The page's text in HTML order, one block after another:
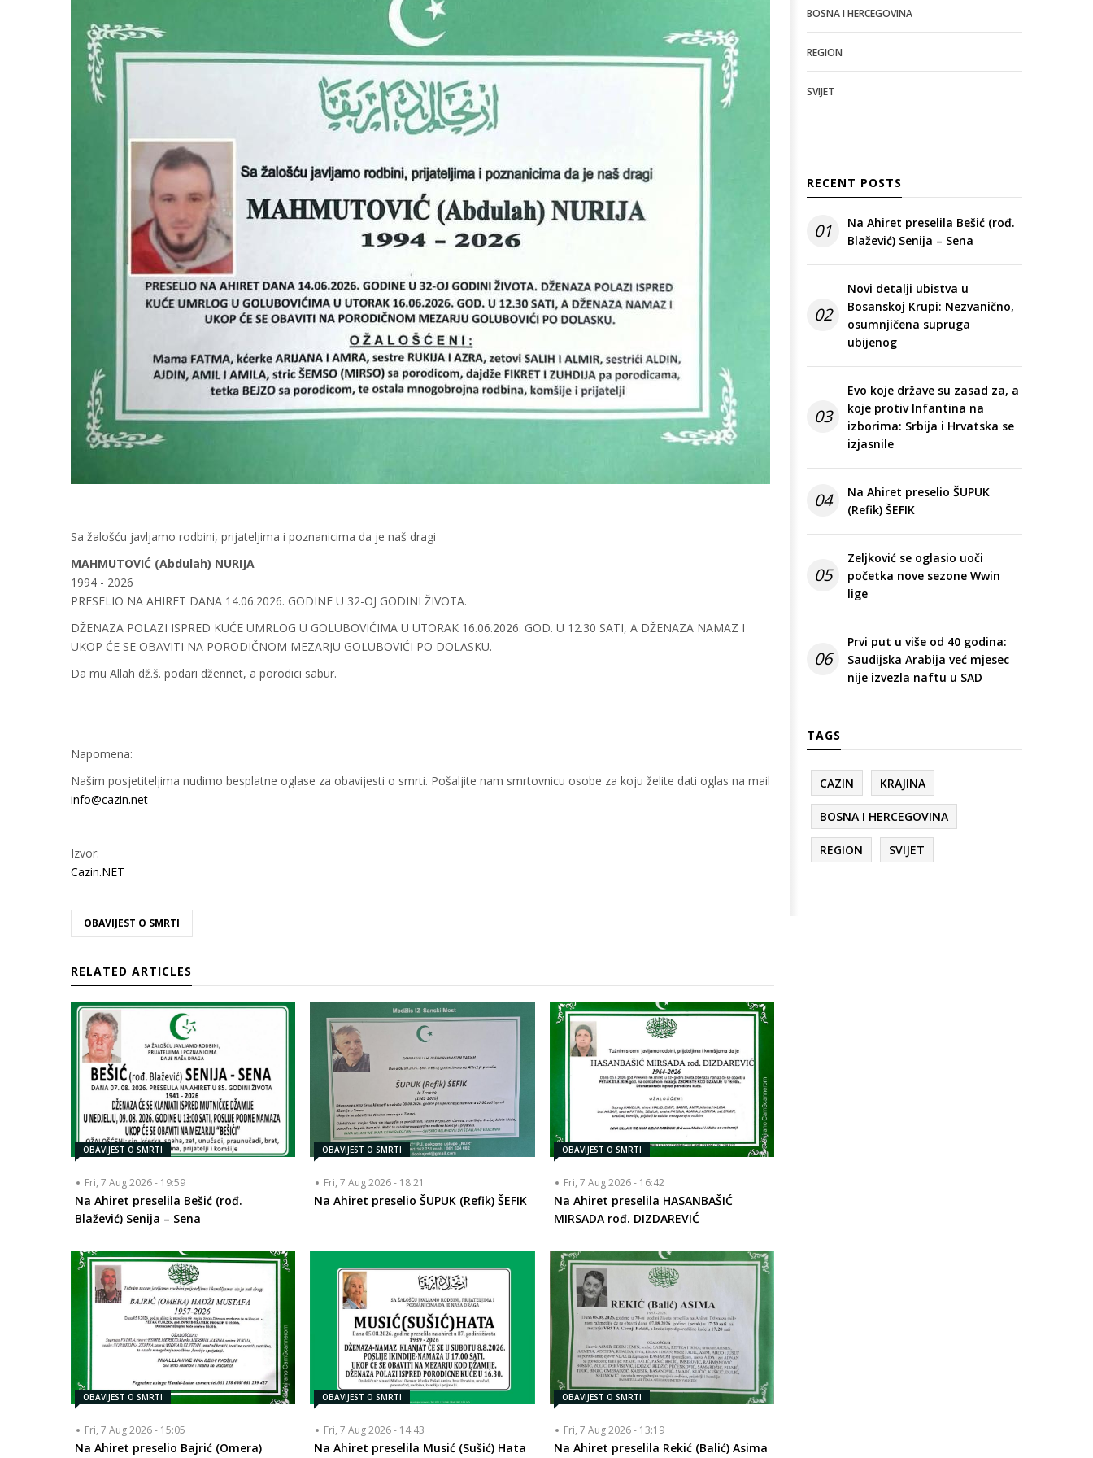
Sa žalošću javljamo rodbini, prijateljima i poznanicima da je naš dragi
MAHMUTOVIĆ (Abdulah) NURIJA
1994 - 2026
PRESELIO NA AHIRET DANA 14.06.2026. GODINE U 32-OJ GODINI ŽIVOTA.
DŽENAZA POLAZI ISPRED KUĆE UMRLOG U GOLUBOVIĆIMA U UTORAK 16.06.2026. GOD. U 12.30 SATI, A DŽENAZA NAMAZ I
UKOP ĆE SE OBAVITI NA PORODIČNOM MEZARJU GOLUBOVIĆI PO DOLASKU.
Da mu Allah dž.š. podari džennet, a porodici sabur.
Napomena:
Našim posjetiteljima nudimo besplatne oglase za obavijesti o smrti. Pošaljite nam smrtovnicu osobe za koju želite dati oglas na mail
info@cazin.net
Izvor:
Cazin.NET
OBAVIJEST O SMRTI
RELATED ARTICLES
OBAVIJEST O SMRTI
Fri, 7 Aug 2026 - 19:59
Na Ahiret preselila Bešić (rođ.
Blažević) Senija – Sena
OBAVIJEST O SMRTI
Fri, 7 Aug 2026 - 18:21
Na Ahiret preselio ŠUPUK (Refik) ŠEFIK
OBAVIJEST O SMRTI
Fri, 7 Aug 2026 - 16:42
Na Ahiret preselila HASANBAŠIĆ
MIRSADA rođ. DIZDAREVIĆ
OBAVIJEST O SMRTI
Fri, 7 Aug 2026 - 15:05
Na Ahiret preselio Bajrić (Omera)
OBAVIJEST O SMRTI
Fri, 7 Aug 2026 - 14:43
Na Ahiret preselila Musić (Sušić) Hata
OBAVIJEST O SMRTI
Fri, 7 Aug 2026 - 13:19
Na Ahiret preselila Rekić (Balić) Asima
BOSNA I HERCEGOVINA
REGION
SVIJET
RECENT POSTS
01
Na Ahiret preselila Bešić (rođ.
Blažević) Senija – Sena
02
Novi detalji ubistva u
Bosanskoj Krupi: Nezvanično,
osumnjičena supruga
ubijenog
03
Evo koje države su zasad za, a
koje protiv Infantina na
izborima: Srbija i Hrvatska se
izjasnile
04
Na Ahiret preselio ŠUPUK
(Refik) ŠEFIK
05
Zeljković se oglasio uoči
početka nove sezone Wwin
lige
06
Prvi put u više od 40 godina:
Saudijska Arabija već mjesec
nije izvezla naftu u SAD
TAGS
CAZIN KRAJINA
BOSNA I HERCEGOVINA
REGION SVIJET